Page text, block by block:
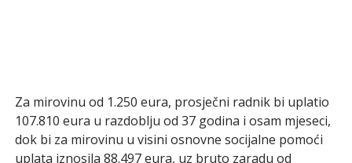
Za mirovinu od 1.250 eura, prosječni radnik bi uplatio
107.810 eura u razdoblju od 37 godina i osam mjeseci,
dok bi za mirovinu u visini osnovne socijalne pomoći
uplata iznosila 88.497 eura, uz bruto zaradu od